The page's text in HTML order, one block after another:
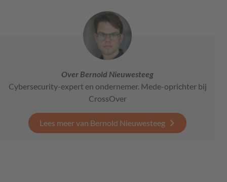
Over Bernold Nieuwesteeg
Cybersecurity-expert en ondernemer. Mede-oprichter bij
CrossOver
Lees meer van Bernold Nieuwesteeg